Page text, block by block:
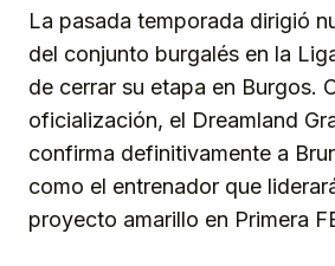
La pasada temporada dirigió
del conjunto burgalés en la
de cerrar su etapa en Burgos.
oficialización, el Dreamland
confirma definitivamente a
como el entrenador que
proyecto amarillo en Primera